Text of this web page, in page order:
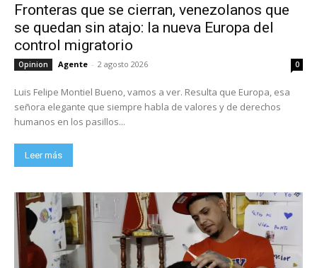
Fronteras que se cierran, venezolanos que
se quedan sin atajo: la nueva Europa del
control migratorio
Opinion Agente - 2 agosto 2026 0
Luis Felipe Montiel Bueno, vamos a ver. Resulta que Europa, esa
señora elegante que siempre habla de valores y de derechos
humanos en los pasillos...
Leer más